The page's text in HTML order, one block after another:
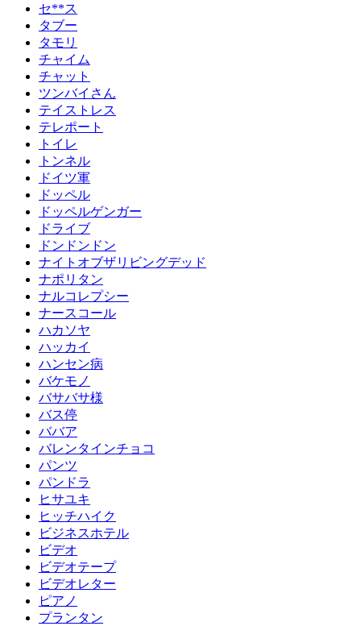
セ**ス
タブー
タモリ
チャイム
チャット
ツンバイさん
テイストレス
テレポート
トイレ
トンネル
ドイツ軍
ドッペル
ドッペルゲンガー
ドライブ
ドンドンドン
ナイトオブザリビングデッド
ナポリタン
ナルコレプシー
ナースコール
ハカソヤ
ハッカイ
ハンセン病
バケモノ
バサバサ様
バス停
ババア
バレンタインチョコ
パンツ
パンドラ
ヒサユキ
ヒッチハイク
ビジネスホテル
ビデオ
ビデオテープ
ビデオレター
ピアノ
プランタン